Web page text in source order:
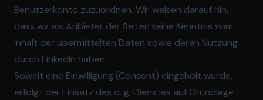
Benutzerkonto zuzuordnen. Wir weisen darauf hin,
dass wir als Anbieter der Seiten keine Kenntnis vom
Inhalt der übermittelten Daten sowie deren Nutzung
durch LinkedIn haben.
Soweit eine Einwilligung (Consent) eingeholt wurde,
erfolgt der Einsatz des o. g. Dienstes auf Grundlage